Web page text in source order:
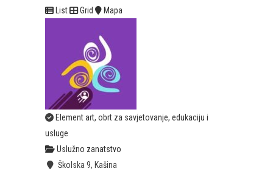
List
Grid Mapa
Element art, obrt za savjetovanje, edukaciju i
usluge
Uslužno zanatstvo
Školska 9, Kašina